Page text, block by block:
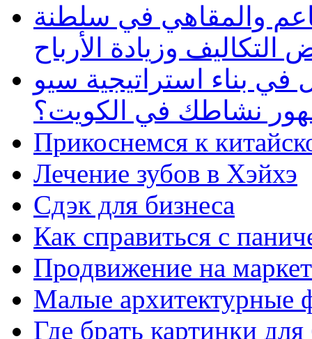
والمقاهي في سلطنة
وزيادة الأرباح
بناء استراتيجية سيو
نشاطك في الكويت؟
Прикоснемся к
Лечение зубов в Хэйхэ
Сдэк для бизнеса
Как справиться с
Продвижение на
Малые архитектурные
Где брать картинки